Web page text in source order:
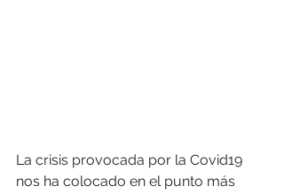
La crisis provocada por la Covid19
nos ha colocado en el punto más